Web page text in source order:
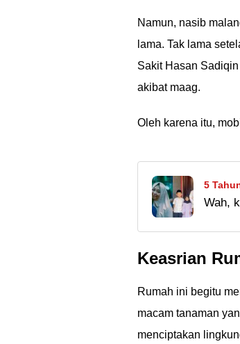
Namun, nasib
lama. Tak lama
Sakit Hasan
akibat maag.
Oleh karena itu,
5
Lagi:
Wah,
Keasrian
Rumah ini begitu
macam tanaman
menciptakan